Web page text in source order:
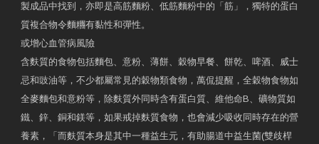
製成品中找到，亦即是高筋麵粉、低筋麵粉中的「筋」，獨特的蛋白
質複合物令麵糰有黏性和彈性。
或增心血管病風險
含麩質的食物包括麵包、意粉、薄餅、穀物早餐、餅乾、啤酒、威士
忌和豉油等，不少都屬常見的穀物類食物，萬侃提醒，全穀物食物如
全麥麵包和意粉等，除麩質外同時含有蛋白質、維他命B、礦物質如
鐵、鋅、銅和鎂等，如果戒掉麩質食物，也會減少吸收同時存在的營
養素，「而麩質本身是其中一種益生元，有助腸道中益生菌(雙歧桿